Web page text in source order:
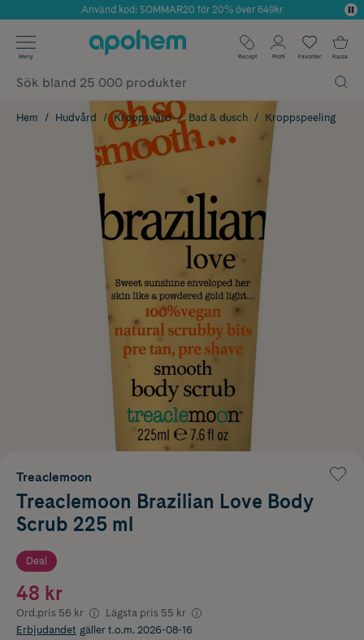
Årets Butik 2025 inom Skönhet
Använd kod: SOMMAR20 för 20% över 649kr
✓ Fri frakt
✓ Poäng på alla köp*
Meny Recept Profil Favoriter Kassa
Hem Hudvård Kroppsvård Bad & dusch Kroppspeeling
Treaclemoon
Treaclemoon Brazilian Love Body
Scrub 225 ml
Deal
48 kr
Ord.pris 56 kr Lägsta pris 55 kr
Erbjudandet gäller t.o.m. 2026-08-16